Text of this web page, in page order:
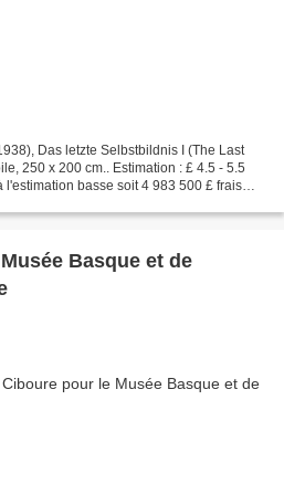
Das letzte Selbstbildnis I (The Last
250 x 200 cm.. Estimation : £ 4.5 - 5.5
basse soit 4 983 500 £ frais
Basque et de